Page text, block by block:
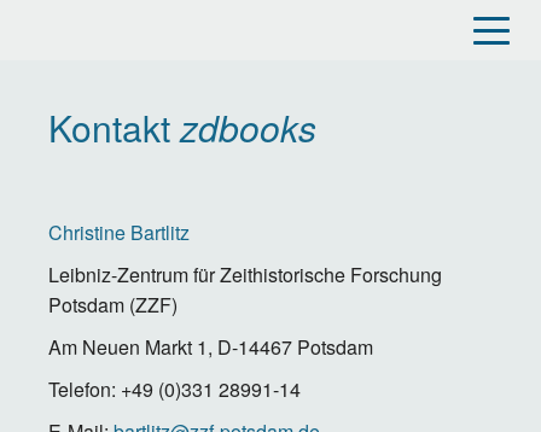
Kontaktzdbooks
Christine Bartlitz
Leibniz-Zentrum für Zeithistorische Forschung
Potsdam (ZZF)
Am Neuen Markt 1, D-14467 Potsdam
Telefon: +49 (0)331 28991-14